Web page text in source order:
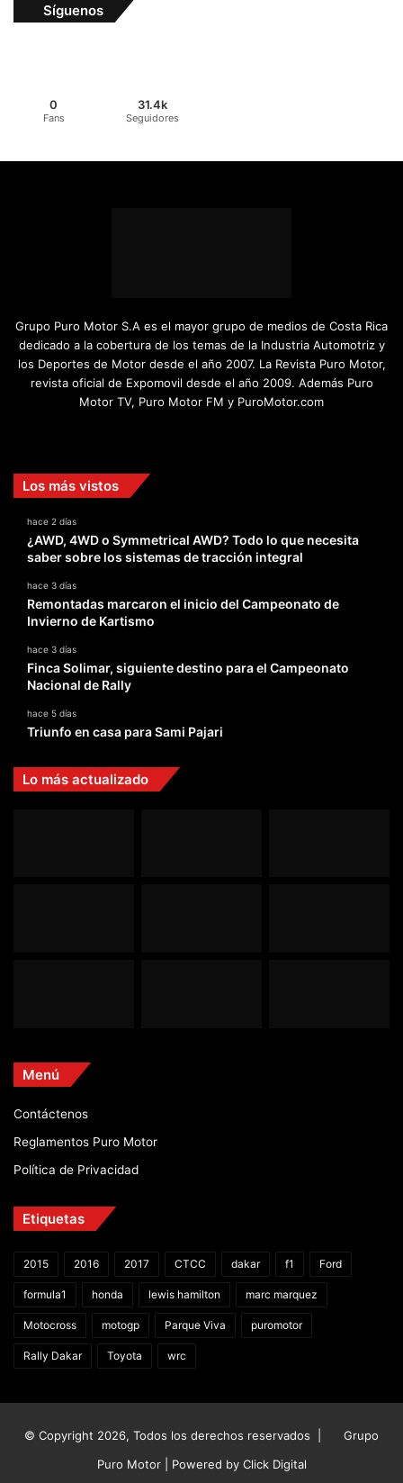
Síguenos
0
Fans
31.4k
Seguidores
Grupo Puro Motor S.A es el mayor grupo de medios de Costa Rica
dedicado a la cobertura de los temas de la Industria Automotriz y
los Deportes de Motor desde el año 2007. La Revista Puro Motor,
revista oficial de Expomovil desde el año 2009. Además Puro
Motor TV, Puro Motor FM y PuroMotor.com
Los más vistos
hace 2 días
¿AWD, 4WD o Symmetrical AWD? Todo lo que necesita
saber sobre los sistemas de tracción integral
hace 3 días
Remontadas marcaron el inicio del Campeonato de
Invierno de Kartismo
hace 3 días
Finca Solimar, siguiente destino para el Campeonato
Nacional de Rally
hace 5 días
Triunfo en casa para Sami Pajari
Lo más actualizado
Menú
Contáctenos
Reglamentos Puro Motor
Política de Privacidad
Etiquetas
2015 2016 2017 CTCC dakar f1 Ford
formula1 honda lewis hamilton marc marquez
Motocross motogp Parque Viva puromotor
Rally Dakar Toyota wrc
© Copyright 2026, Todos los derechos reservados |
Grupo
Puro Motor | Powered by Click Digital